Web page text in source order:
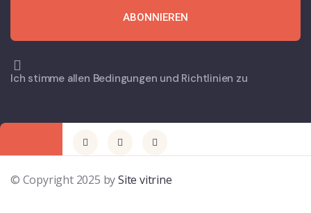
ABONNIEREN
Ich stimme allen Bedingungen und Richtlinien zu
© Copyright 2025 bySite vitrine